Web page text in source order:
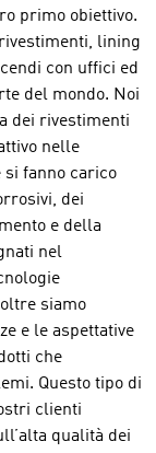
primo obiettivo.
lining
con uffici ed
del mondo. Noi
dei rivestimenti
nelle
fanno carico
dei
e della
nel
siamo
e le aspettative
che
Questo tipo di
clienti
qualità dei